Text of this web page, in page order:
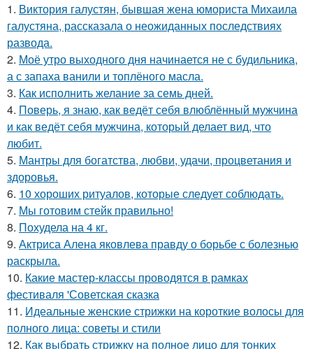
1. Виктория галустян, бывшая жена юмориста Михаила
галустяна, рассказала о неожиданных последствиях
развода.
2. Моё утро выходного дня начинается не с будильника,
а с запаха ванили и топлёного масла.
3. Как исполнить желание за семь дней.
4. Поверь, я знаю, как ведёт себя влюблённый мужчина
и как ведёт себя мужчина, который делает вид, что
любит.
5. Мантры для богатства, любви, удачи, процветания и
здоровья.
6. 10 хороших ритуалов, которые следует соблюдать.
7. Мы готовим стейк правильно!
8. Похудела на 4 кг.
9. Актриса Алена яковлева правду о борьбе с болезнью
раскрыла.
10. Какие мастер-классы проводятся в рамках
фестиваля 'Советская сказка
11. Идеальные женские стрижки на короткие волосы для
полного лица: советы и стили
12. Как выбрать стрижку на полное лицо для тонких